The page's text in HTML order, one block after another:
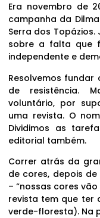
Era novembro de
campanha da
Serra dos
sobre a falta que
independente e
Resolvemos fundar
de resistência.
voluntário, por
uma revista. O
Dividimos as
editorial também.
Correr atrás da
de cores, depois
– “nossas cores
revista tem que ter
verde-floresta). Na